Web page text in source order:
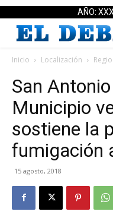
AÑO:
Inicio Localización
San
Municipio
sostiene la
fumigación
15 agosto, 2018